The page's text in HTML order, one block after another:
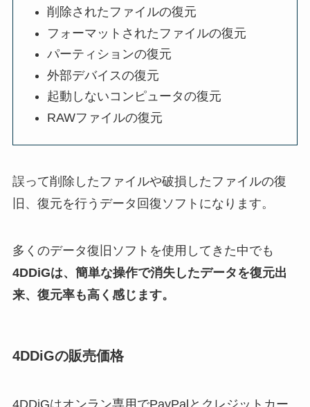
削除されたファイルの復元
フォーマットされたファイルの復元
パーティションの復元
外部デバイスの復元
起動しないコンピュータの復元
RAWファイルの復元
誤って削除したファイルや破損したファイルの復
旧、復元を行うデータ回復ソフトになります。
多くのデータ復旧ソフトを使用してきた中でも
4DDiGは、簡単な操作で消失したデータを復元出
来、復元率も高く感じます。
4DDiGの販売価格
4DDiGはオンラン専用でPayPalとクレジットカー